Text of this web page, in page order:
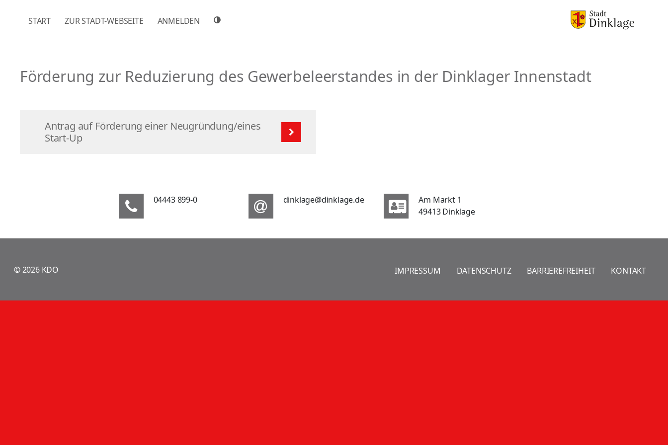
NAVIGATION ÜBERSPRINGEN
START ZUR STADT-WEBSEITE ANMELDEN
Förderung zur Reduzierung des Gewerbeleerstandes in der Dinklager Innenstadt
Antrag auf Förderung einer Neugründung/eines
Start-Up
04443 899-0 dinklage@dinklage.de
Am Markt 1
49413 Dinklage
© 2026 KDO IMPRESSUM DATENSCHUTZ BARRIEREFREIHEIT KONTAKT